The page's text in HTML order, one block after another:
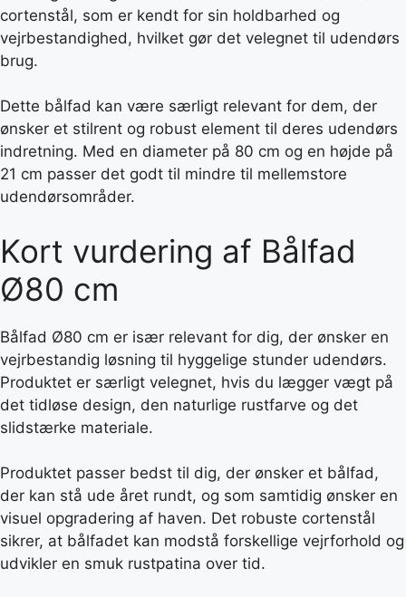
cortenstål, som er kendt for sin holdbarhed og
vejrbestandighed, hvilket gør det velegnet til udendørs
brug.
Dette bålfad kan være særligt relevant for dem, der
ønsker et stilrent og robust element til deres udendørs
indretning. Med en diameter på 80 cm og en højde på
21 cm passer det godt til mindre til mellemstore
udendørsområder.
Kort vurdering af Bålfad
Ø80 cm
Bålfad Ø80 cm er især relevant for dig, der ønsker en
vejrbestandig løsning til hyggelige stunder udendørs.
Produktet er særligt velegnet, hvis du lægger vægt på
det tidløse design, den naturlige rustfarve og det
slidstærke materiale.
Produktet passer bedst til dig, der ønsker et bålfad,
der kan stå ude året rundt, og som samtidig ønsker en
visuel opgradering af haven. Det robuste cortenstål
sikrer, at bålfadet kan modstå forskellige vejrforhold og
udvikler en smuk rustpatina over tid.